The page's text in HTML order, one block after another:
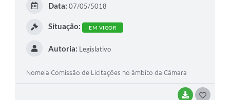
BAIXAR
Data: 07/05/5018
Situação: EM VIGOR
Autoria: Legislativo
Nomeia Comissão de Licitações no âmbito da Câmara